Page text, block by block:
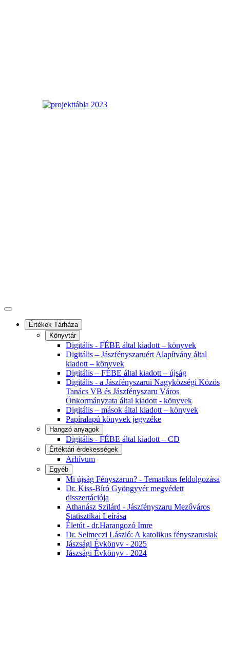
Értékek Tárháza
Könyvtár
Digitális - FÉBE által kiadott – könyvek
Digitális – Jászfényszaruért Alapítvány által
kiadott – könyvek
Digitális – FÉBE által kiadott – újság
Digitális - a Jászfényszarui Nagyközségi Közös
Tanács VB és Jászfényszaru Város
Önkormányzata által kiadott - könyvek
Digitális – mások által kiadott – könyvek
Papíralapú könyvek jegyzéke
Hangzó anyagok
Digitális - FÉBE által kiadott – CD
Értéktári érdekességek
Arhívum
Egyéb
Mi újság Fényszarun? - Tematikus feldolgozása
Dr. Kiss-Bíró Gyöngyvér megvédett
disszertációja
Athanász Szilárd - Jászfényszaru Mezőváros
Statisztikai Leírása
Életút - dr.Harangozó Imre
Dr. Selmeczi László: A katolikus fényszarusiak
Jászsági Évkönyv - 2025
Jászsági Évkönyv - 2024